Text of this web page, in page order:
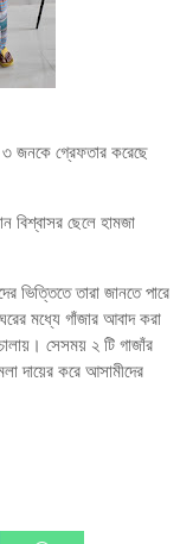
৩ জনকে গ্রেফতার করেছে
বিশ্বাসর ছেলে হামজা
ভিত্তিতে তারা জানতে পারে
ঘরের মধ্যে গাঁজার আবাদ করা
সেসময় ২ টি গাজাঁর
দায়ের করে আসামীদের